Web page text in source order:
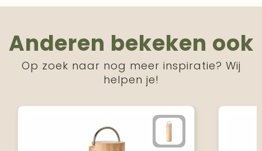
Anderen bekeken ook
Op zoek naar nog meer inspiratie? Wij
helpen je!